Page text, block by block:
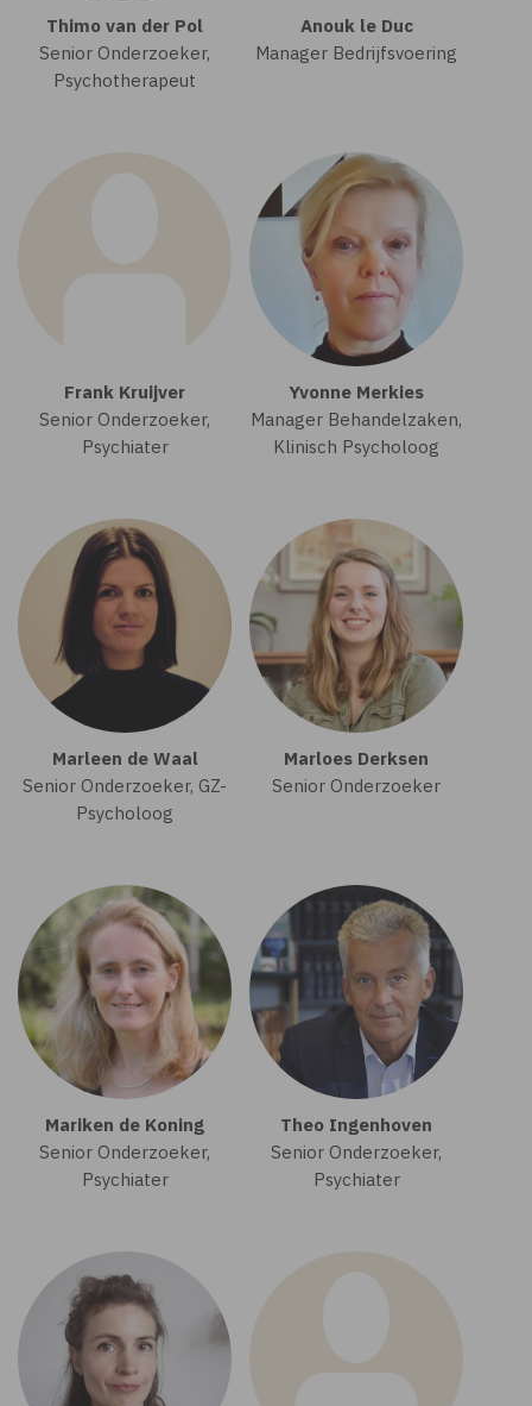
Thimo van der Pol
Senior Onderzoeker,
Psychotherapeut
Anouk le Duc
Manager Bedrijfsvoering
Frank Kruijver
Senior Onderzoeker,
Psychiater
Yvonne Merkies
Manager Behandelzaken,
Klinisch Psycholoog
Marleen de Waal
Senior Onderzoeker, GZ-
Psycholoog
Marloes Derksen
Senior Onderzoeker
Mariken de Koning
Senior Onderzoeker,
Psychiater
Theo Ingenhoven
Senior Onderzoeker,
Psychiater